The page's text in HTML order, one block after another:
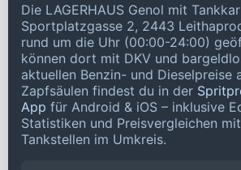
Die LAGERHAUS Genol mit
Sportplatzgasse 2, 2443
rund um die Uhr (00:00-24:00)
können dort mit DKV und
aktuellen Benzin- und Dieselpreise
Zapfsäulen findest du in der
App für Android & iOS – inklusive
Statistiken und Preisvergleichen
Tankstellen im Umkreis.